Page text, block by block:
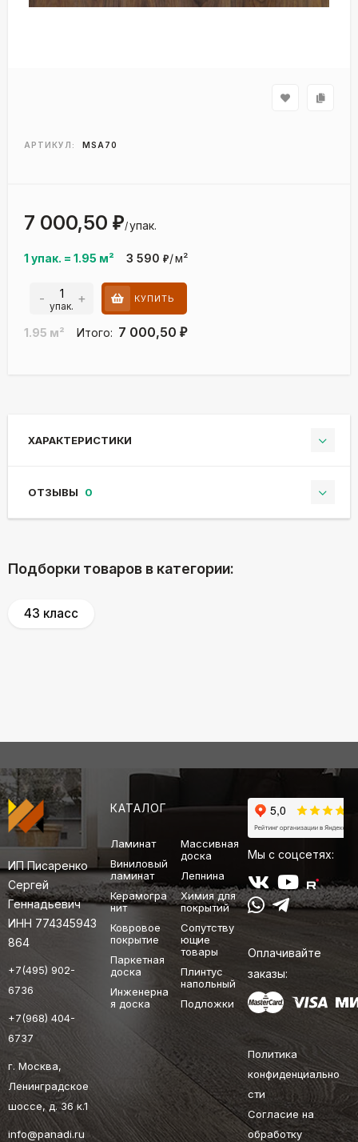
АРТИКУЛ: MSA70
1 упак. = 1.95 м² 3 590 ₽/м²
7 000,50 ₽/упак.
- упак. + КУПИТЬ
1.95 м² Итого: 7 000,50 ₽
ХАРАКТЕРИСТИКИ
ОТЗЫВЫ 0
Подборки товаров в категории:
43 класс
ИП Писаренко
Сергей
Геннадьевич
ИНН 774345943
864
+7(495) 902-
6736
+7(968) 404-
6737
г. Москва,
Ленинградское
шоссе, д. 36 к.1
info@panadi.ru
КАТАЛОГ
Ламинат
Виниловый
ламинат
Керамогра
нит
Ковровое
покрытие
Паркетная
доска
Инженерна
я доска
Массивная
доска
Лепнина
Химия для
покрытий
Сопутству
ющие
товары
Плинтус
напольный
Подложки
Мы с соцсетях:
Оплачивайте
заказы:
Политика
конфиденциально
сти
Согласие на
обработку